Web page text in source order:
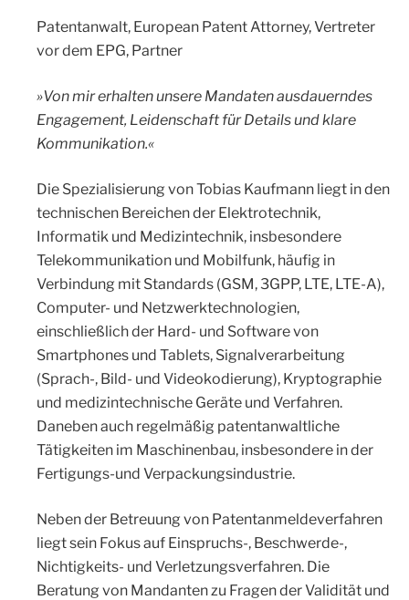
Patentanwalt, European Patent Attorney, Vertreter
vor dem EPG, Partner
»Von mir erhalten unsere Mandaten ausdauerndes
Engagement, Leidenschaft für Details und klare
Kommunikation.«
Die Spezialisierung von Tobias Kaufmann liegt in den
technischen Bereichen der Elektrotechnik,
Informatik und Medizintechnik, insbesondere
Telekommunikation und Mobilfunk, häufig in
Verbindung mit Standards (GSM, 3GPP, LTE, LTE-A),
Computer- und Netzwerktechnologien,
einschließlich der Hard- und Software von
Smartphones und Tablets, Signalverarbeitung
(Sprach-, Bild- und Videokodierung), Kryptographie
und medizintechnische Geräte und Verfahren.
Daneben auch regelmäßig patentanwaltliche
Tätigkeiten im Maschinenbau, insbesondere in der
Fertigungs-und Verpackungsindustrie.
Neben der Betreuung von Patentanmeldeverfahren
liegt sein Fokus auf Einspruchs-, Beschwerde-,
Nichtigkeits- und Verletzungsverfahren. Die
Beratung von Mandanten zu Fragen der Validität und